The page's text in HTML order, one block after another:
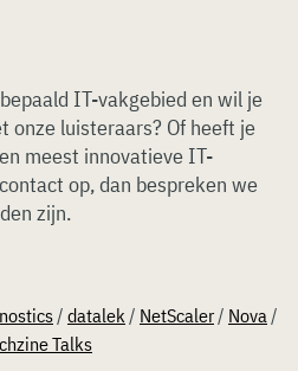
IT-vakgebied en wil je
onze luisteraars? Of heeft je
meest innovatieve IT-
op, dan bespreken we
zijn.
/ datalek / NetScaler / Nova /
Talks